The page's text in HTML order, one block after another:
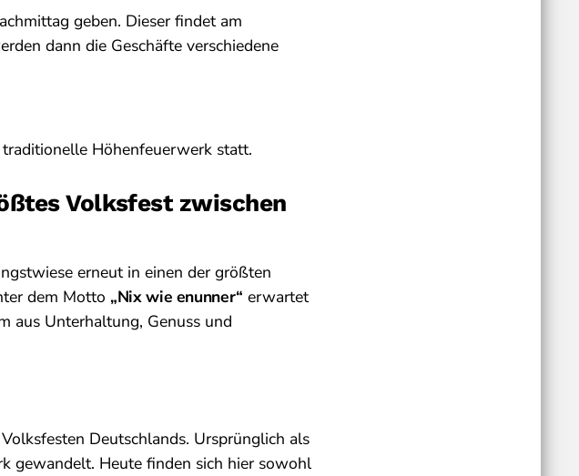
geben. Dieser findet am
dann die Geschäfte verschiedene
Höhenfeuerwerk statt.
Volksfest zwischen
erneut in einen der größten
dem Motto „Nix wie enunner“ erwartet
aus Unterhaltung, Genuss und
Deutschlands. Ursprünglich als
gewandelt. Heute finden sich hier sowohl